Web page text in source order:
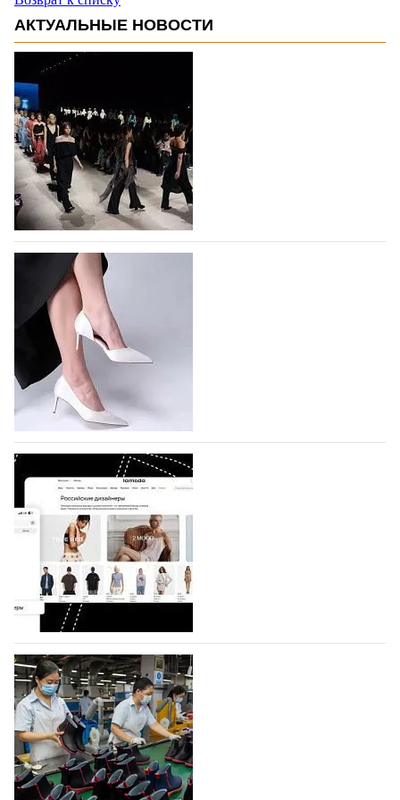
АКТУАЛЬНЫЕ НОВОСТИ
На участие в Московской неделе моды
подано 1047 заявок
На участие в седьмой Московской неделе моды,
которая пройдет в российской столице с 26 сентября
по 1 октября, уже подано 1047 заявок. Примерно
половину из них (494) прислали дизайнеры,
коллекции которых не были представлены в…
07.08.2026 643
BALLINA представит свои новинки на Euro
Shoes
Компания BALLINA Guangzhou Lihuang Footwear
Co., Ltd., основанная в 2011 году и расположенная в
Гуанчжоу, столице моды Китая, является
профессиональной обувной компанией,
объединяющей разработку, производство и…
07.08.2026 503
На платформе Lamoda - новый раздел и
условия продвижения локальных
дизайнерских марок
Российский маркетплейс Lamoda решил обновить
раздел для продажи продукции локальных